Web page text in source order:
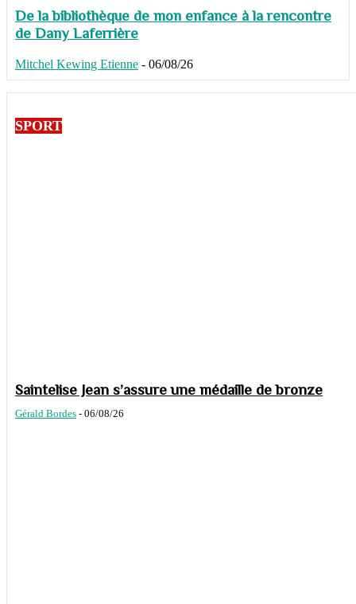
De la bibliothèque de mon enfance à la rencontre
de Dany Laferrière
Mitchel Kewing Etienne - 06/08/26
SPORT
Saintelise Jean s’assure une médaille de bronze
Gérald Bordes - 06/08/26